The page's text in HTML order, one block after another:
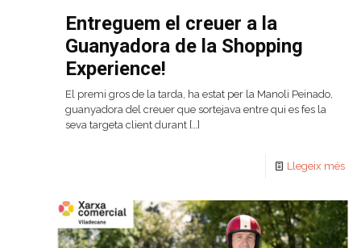
Entreguem el creuer a la
Guanyadora de la Shopping
Experience!
El premi gros de la tarda, ha estat per la Manoli Peinado,
guanyadora del creuer que sortejava entre qui es fes la
seva targeta client durant […]
Llegeix més